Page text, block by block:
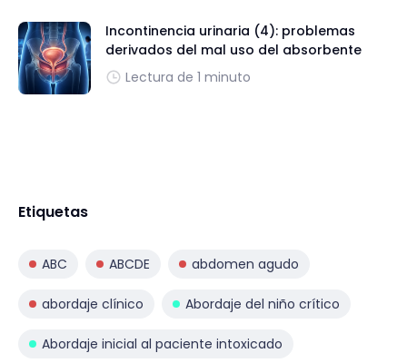
Incontinencia urinaria (4): problemas
derivados del mal uso del absorbente
Lectura de 1 minuto
Etiquetas
ABC ABCDE abdomen agudo
abordaje clínico Abordaje del niño crítico
Abordaje inicial al paciente intoxicado